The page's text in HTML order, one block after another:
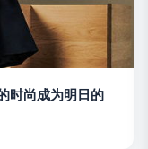
时尚成为明日的